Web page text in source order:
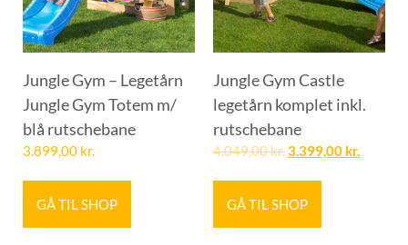
Jungle Gym – Legetårn
Jungle Gym Totem m/
blå rutschebane
3.899,00 kr.
GÅ TIL SHOP
Jungle Gym Castle
legetårn komplet inkl.
rutschebane
4.049,00kr.3.399,00 kr.
GÅ TIL SHOP